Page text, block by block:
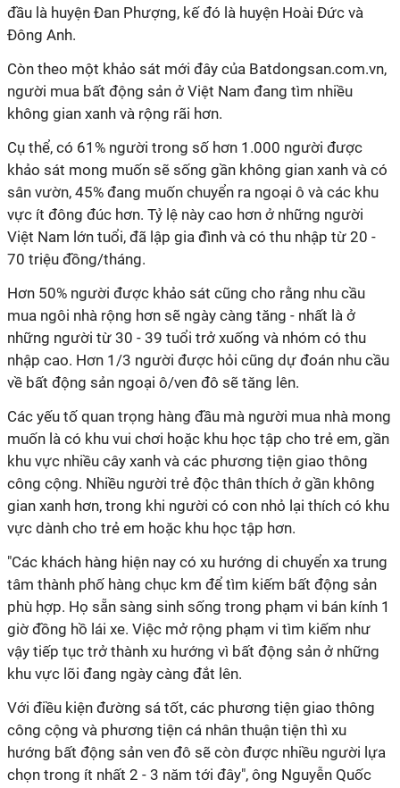
đầu là huyện Đan Phượng, kế đó là huyện Hoài Đức và
Đông Anh.
Còn theo một khảo sát mới đây của Batdongsan.com.vn,
người mua bất động sản ở Việt Nam đang tìm nhiều
không gian xanh và rộng rãi hơn.
Cụ thể, có 61% người trong số hơn 1.000 người được
khảo sát mong muốn sẽ sống gần không gian xanh và có
sân vườn, 45% đang muốn chuyển ra ngoại ô và các khu
vực ít đông đúc hơn. Tỷ lệ này cao hơn ở những người
Việt Nam lớn tuổi, đã lập gia đình và có thu nhập từ 20 -
70 triệu đồng/tháng.
Hơn 50% người được khảo sát cũng cho rằng nhu cầu
mua ngôi nhà rộng hơn sẽ ngày càng tăng - nhất là ở
những người từ 30 - 39 tuổi trở xuống và nhóm có thu
nhập cao. Hơn 1/3 người được hỏi cũng dự đoán nhu cầu
về bất động sản ngoại ô/ven đô sẽ tăng lên.
Các yếu tố quan trọng hàng đầu mà người mua nhà mong
muốn là có khu vui chơi hoặc khu học tập cho trẻ em, gần
khu vực nhiều cây xanh và các phương tiện giao thông
công cộng. Nhiều người trẻ độc thân thích ở gần không
gian xanh hơn, trong khi người có con nhỏ lại thích có khu
vực dành cho trẻ em hoặc khu học tập hơn.
"Các khách hàng hiện nay có xu hướng di chuyển xa trung
tâm thành phố hàng chục km để tìm kiếm bất động sản
phù hợp. Họ sẵn sàng sinh sống trong phạm vi bán kính 1
giờ đồng hồ lái xe. Việc mở rộng phạm vi tìm kiếm như
vậy tiếp tục trở thành xu hướng vì bất động sản ở những
khu vực lõi đang ngày càng đắt lên.
Với điều kiện đường sá tốt, các phương tiện giao thông
công cộng và phương tiện cá nhân thuận tiện thì xu
hướng bất động sản ven đô sẽ còn được nhiều người lựa
chọn trong ít nhất 2 - 3 năm tới đây", ông Nguyễn Quốc